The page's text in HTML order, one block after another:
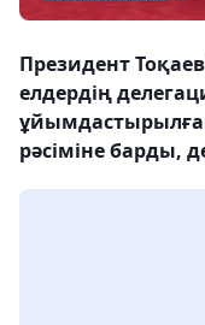
Президент
елдердің
рәсіміне барды,